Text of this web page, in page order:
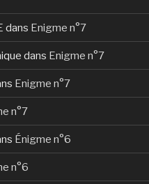
dans Enigme n°7
dans Enigme n°7
Enigme n°7
n°7
Énigme n°6
n°6